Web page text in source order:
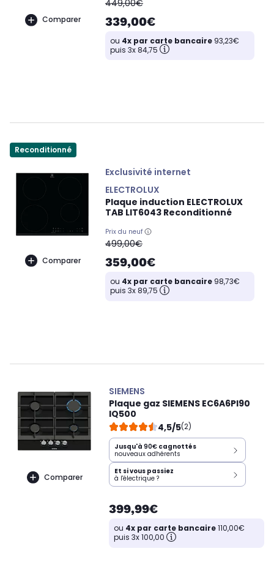
Comparer
449,00€
339,00€
ou 4x par carte bancaire 93,23€
puis 3x 84,75
Reconditionné
Comparer
Exclusivité internet
ELECTROLUX
Plaque induction ELECTROLUX
TAB LIT6043 Reconditionné
Prix du neuf
oldPrice
499,00€
359,00€
ou 4x par carte bancaire 98,73€
puis 3x 89,75
Comparer
SIEMENS
Plaque gaz SIEMENS EC6A6PI90
IQ500
4,5/5(2)
Jusqu'à 90€ cagnottés
nouveaux adhérents
Et si vous passiez
à l'électrique ?
399,99€
ou 4x par carte bancaire110,00€
puis 3x 100,00